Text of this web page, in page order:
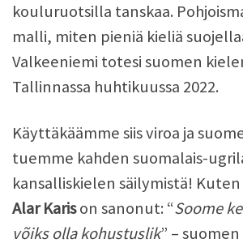
kouluruotsilla tanskaa.
malli, miten pieniä kieliä
Valkeeniemi totesi suomen
Tallinnassa huhtikuussa 2022.
Käyttäkäämme siis viroa ja
tuemme kahden suomalais-
kansalliskielen säilymistä!
Alar Karison sanonut: “Soome
võiks olla kohustuslik” –